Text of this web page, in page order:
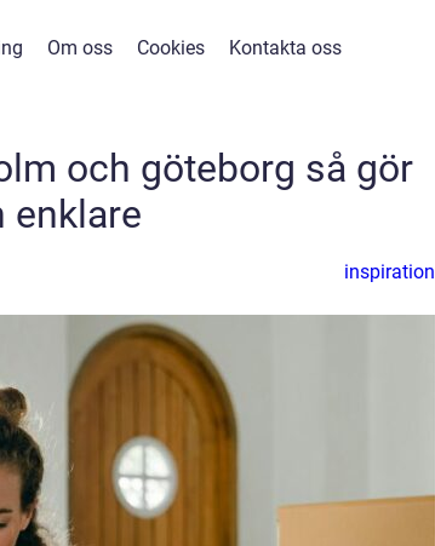
Om oss Cookies Kontakta oss
och göteborg så gör
enklare
inspiration